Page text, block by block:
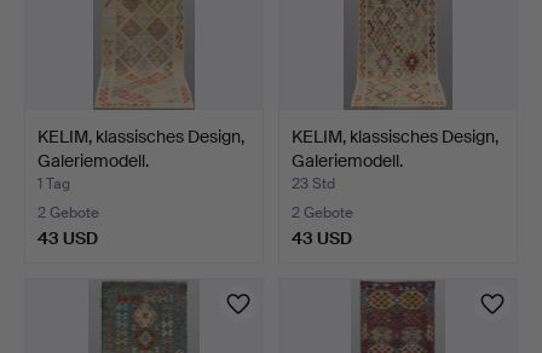
KELIM, klassisches Design,
Galeriemodell.
1 Tag
2 Gebote
43 USD
KELIM, klassisches Design,
Galeriemodell.
23 Std
2 Gebote
43 USD